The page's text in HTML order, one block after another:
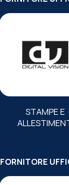
STAMPE E
FORNITORE